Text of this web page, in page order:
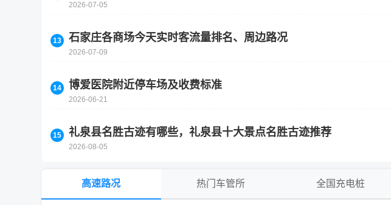
2026-07-05
石家庄各商场今天实时客流量排名、周边路况
2026-07-09
博爱医院附近停车场及收费标准
2026-06-21
礼泉县名胜古迹有哪些，礼泉县十大景点名胜古迹推荐
2026-08-05
高速路况 热门车管所 全国充电桩